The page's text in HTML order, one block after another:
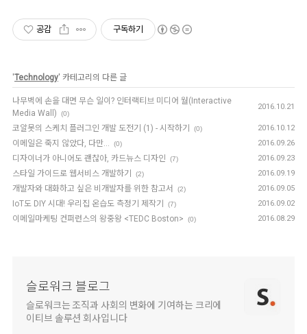
공감 구독하기
'Technology' 카테고리의 다른 글
나무벽에 손을 대면 무슨 일이? 인터랙티브 미디어 월(Interactive
Media Wall)
(0)
2016.10.21
코알못의 스케치 플러그인 개발 도전기 (1) - 시작하기 (0) 2016.10.12
이메일은 죽지 않았다, 다만... (0) 2016.09.26
디자이너가 아니어도 괜찮아, 카드뉴스 디자인 (7) 2016.09.23
스타일 가이드로 웹서비스 개발하기 (2) 2016.09.19
개발자와 대화하고 싶은 비개발자를 위한 참고서 (2) 2016.09.05
IoT도 DIY 시대! 우리집 온습도 측정기 제작기 (7) 2016.09.02
이메일마케팅 컨퍼런스의 왕중왕 <TEDC Boston> (0) 2016.08.29
슬로워크 블로그
슬로워크는 조직과 사회의 변화에 기여하는 크리에
이티브 솔루션 회사입니다